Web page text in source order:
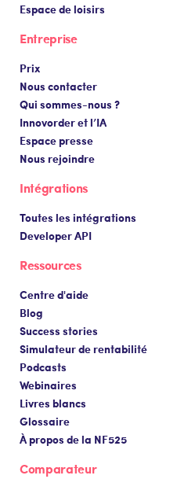
Espace de loisirs
Entreprise
Prix
Nous contacter
Qui sommes-nous ?
Innovorder et l’IA
Espace presse
Nous rejoindre
Intégrations
Toutes les intégrations
Developer API
Ressources
Centre d'aide
Blog
Success stories
Simulateur de rentabilité
Podcasts
Webinaires
Livres blancs
Glossaire
À propos de la NF525
Comparateur